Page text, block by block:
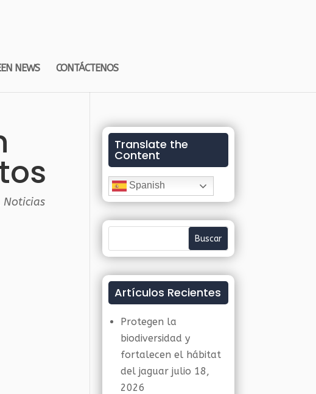
NEWS CONTÁCTENOS
Noticias
Translate the
Content
Spanish
Artículos Recientes
Protegen la
biodiversidad y
fortalecen el hábitat
del jaguar julio 18,
2026